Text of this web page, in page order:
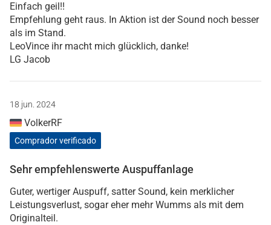
Einfach geil!!
Empfehlung geht raus. In Aktion ist der Sound noch besser
als im Stand.
LeoVince ihr macht mich glücklich, danke!
LG Jacob
18 jun. 2024
VolkerRF
Comprador verificado
Sehr empfehlenswerte Auspuffanlage
Guter, wertiger Auspuff, satter Sound, kein merklicher
Leistungsverlust, sogar eher mehr Wumms als mit dem
Originalteil.